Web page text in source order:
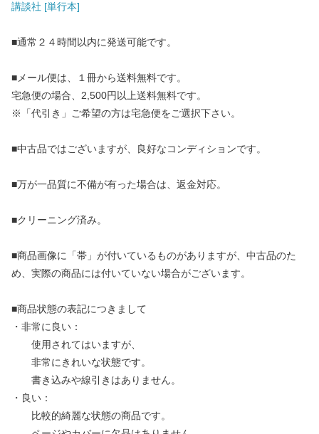
講談社 [単行本]
■通常２４時間以内に発送可能です。
■メール便は、１冊から送料無料です。
宅急便の場合、2,500円以上送料無料です。
※「代引き」ご希望の方は宅急便をご選択下さい。
■中古品ではございますが、良好なコンディションです。
■万が一品質に不備が有った場合は、返金対応。
■クリーニング済み。
■商品画像に「帯」が付いているものがありますが、中古品のた
め、実際の商品には付いていない場合がございます。
■商品状態の表記につきまして
・非常に良い：
使用されてはいますが、
非常にきれいな状態です。
書き込みや線引きはありません。
・良い：
比較的綺麗な状態の商品です。